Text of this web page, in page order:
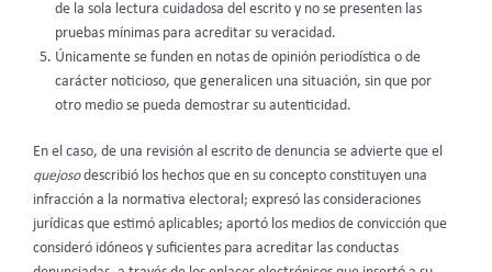
de la sola lectura cuidadosa del escrito y no se presenten las
pruebas mínimas para acreditar su veracidad.
Únicamente se funden en notas de opinión periodística o de
carácter noticioso, que generalicen una situación, sin que por
otro medio se pueda demostrar su autenticidad.
En el caso, de una revisión al escrito de denuncia se advierte que el
quejosodescribió los hechos que en su concepto constituyen una
infracción a la normativa electoral; expresó las consideraciones
jurídicas que estimó aplicables; aportó los medios de convicción que
consideró idóneos y suficientes para acreditar las conductas